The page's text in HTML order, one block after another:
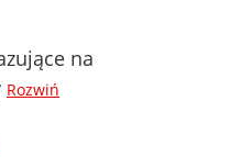
na
Rozwiń